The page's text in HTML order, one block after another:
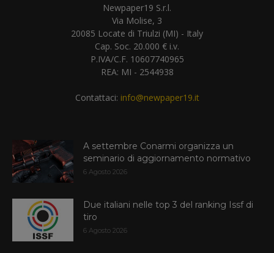
Newpaper19 S.r.l.
Via Molise, 3
20085 Locate di Triulzi (MI) - Italy
Cap. Soc. 20.000 € i.v.
P.IVA/C.F. 10607740965
REA: MI - 2544938
Contattaci: info@newpaper19.it
A settembre Conarmi organizza un
seminario di aggiornamento normativo
6 Agosto 2026
Due italiani nelle top 3 del ranking Issf di
tiro
6 Agosto 2026